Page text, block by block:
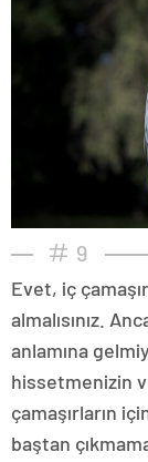
9
Evet, iç
almalısınız.
anlamına
hissetmenizin
çamaşırların
baştan